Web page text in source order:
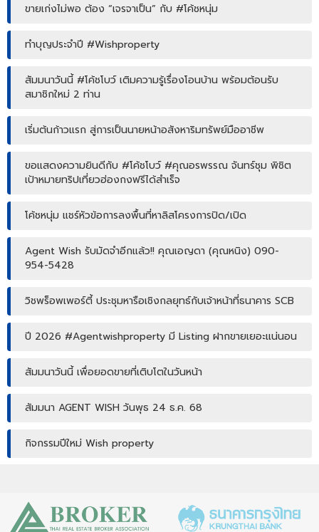
ขายเก่งไม่พอ ต้อง “เจรจาเป็น” กับ #โค้ชหนุ่ม
ทำบุญประจำปี #Wishproperty
สัมมนาวันนี้ #โค้ชโบว์ เติมความรู้เรื่องโอนบ้าน พร้อมต้อนรับ
สมาชิกใหม่ 2 ท่าน
เริ่มต้นก้าวแรก สู่การเป็นนายหน้าอสังหาริมทรัพย์มืออาชีพ
ขอแสดงความยินดีกับ #โค้ชโบว์ #คุณอรพรรณ จันทร์ชุม พิชิต
เป้าหมายทริปเที่ยวฮ่องกงฟรีได้สำเร็จ
โค้ชหนุ่ม แชร์หัวข้อการลงพื้นที่หาลิสโครงการปิด/เปิด
Agent Wish รับมัดจำอีกแล้ว!! คุณเอญดา (คุณหนิง) 090-
954-5428
วิชพร็อพเพอร์ตี้ ประชุมหารือเชิงกลยุทธ์กับเจ้าหน้าที่ธนาคาร SCB
ปี 2026 #Agentwishproperty มี Listing ฝากขายเยอะแน่นอน
สัมมนาวันนี้ เพื่อยอดขายที่เติบโตในวันหน้า
สัมมนา AGENT WISH วันพุธ 24 ธ.ค. 68
กิจกรรมปีใหม่ Wish property
เปิดบ้านยังไง…ให้ปิดการขายได้ไวขึ้น? โดย #โค้ชโบว์